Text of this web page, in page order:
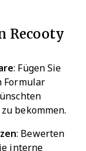
Recooty
: Fügen Sie
Formular
bekommen.
: Bewerten
interne